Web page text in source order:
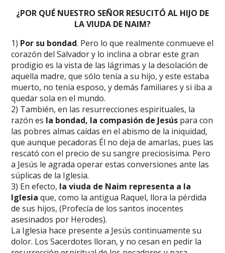
¿POR QUÉ NUESTRO SEÑOR RESUCITÓ AL HIJO DE
LA VIUDA DE NAIM?
1) Por su bondad. Pero lo que realmente conmueve el
corazón del Salvador y lo inclina a obrar este gran
prodigio es la vista de las lágrimas y la desolación de
aquella madre, que sólo tenía a su hijo, y este estaba
muerto, no tenía esposo, y demás familiares y si iba a
quedar sola en el mundo.
2) También, en las resurrecciones espirituales, la
razón es la bondad, la compasión de Jesús para con
las pobres almas caídas en el abismo de la iniquidad,
que aunque pecadoras Él no deja de amarlas, pues las
rescató con el precio de su sangre preciosísima. Pero
a Jesús le agrada operar estas conversiones ante las
súplicas de la Iglesia.
3) En efecto, la viuda de Naim representa a la
Iglesia que, como la antigua Raquel, llora la pérdida
de sus hijos, (Profecía de los santos inocentes
asesinados por Herodes).
La Iglesia hace presente a Jesús continuamente su
dolor. Los Sacerdotes lloran, y no cesan en pedir la